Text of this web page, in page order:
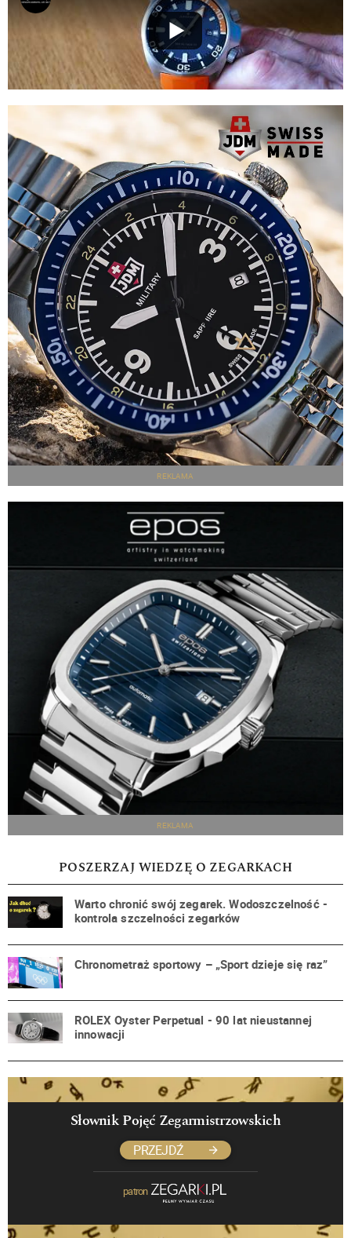
REKLAMA
REKLAMA
POSZERZAJ WIEDZĘ O ZEGARKACH
Warto chronić swój zegarek. Wodoszczelność -
kontrola szczelności zegarków
Chronometraż sportowy – „Sport dzieje się raz”
ROLEX Oyster Perpetual - 90 lat nieustannej
innowacji
Słownik Pojęć Zegarmistrzowskich
PRZEJDŹ
patron